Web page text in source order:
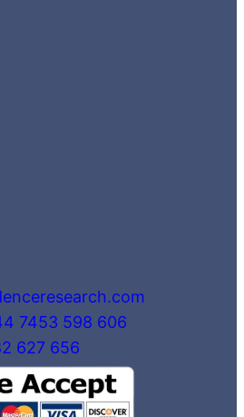
7453 598 606
627 656